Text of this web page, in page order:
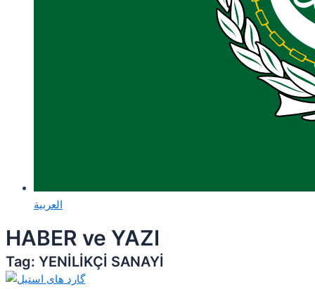
العربية
HABER ve YAZI
Tag: YENİLİKÇİ SANAYİ